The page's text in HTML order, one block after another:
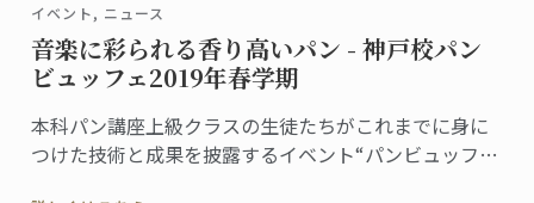
イベント, ニュース
音楽に彩られる香り高いパン - 神戸校パン
ビュッフェ2019年春学期
本科パン講座上級クラスの生徒たちがこれまでに身に
つけた技術と成果を披露するイベント“パンビュッフ